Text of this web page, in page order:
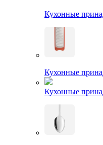
Кухонные
Кухонные
Кухонные